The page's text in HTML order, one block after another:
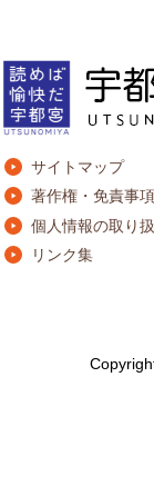
サイトマップ
著作権・免責事項
個人情報の取り
リンク集